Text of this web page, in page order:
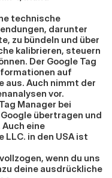
technische
darunter
zu bündeln und über
kalibrieren, steuern
Der Google Tag
auf
aus. Auch nimmt der
vor.
Manager bei
übertragen und
eine
LLC. in den USA ist
wenn du uns
deine ausdrückliche